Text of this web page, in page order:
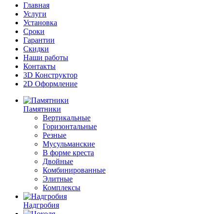
Главная
Услуги
Установка
Сроки
Гарантии
Скидки
Наши работы
Контакты
3D Конструктор
2D Оформление
Памятники
Вертикальные
Горизонтальные
Резные
Мусульманские
В форме креста
Двойные
Комбинированные
Элитные
Комплексы
Надгробия